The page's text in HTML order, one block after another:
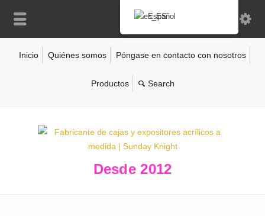
Inicio Quiénes somos Póngase en contacto con nosotros
Productos
Desde 2012
Español